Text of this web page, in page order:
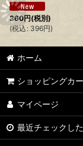
360円(税別)
(税込 : 396円)
ホーム
ショッピングカ
マイページ
最近チェックし